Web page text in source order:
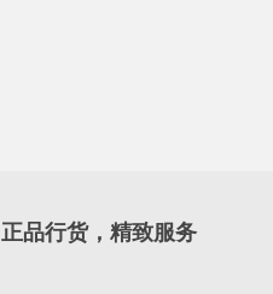
正品行货，精致服务